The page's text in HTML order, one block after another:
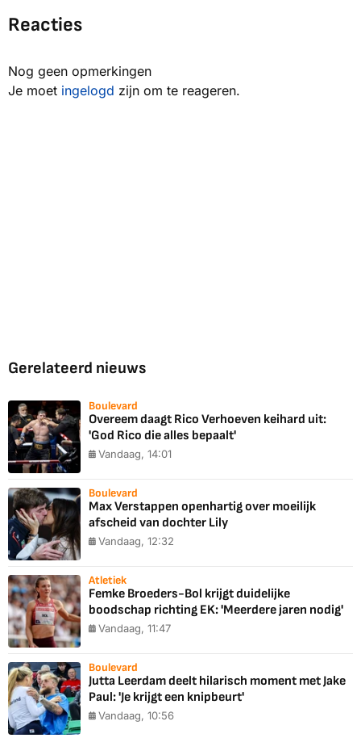
Reacties
Nog geen opmerkingen
Je moet ingelogd zijn om te reageren.
Gerelateerd nieuws
Boulevard
Overeem daagt Rico Verhoeven keihard uit:
'God Rico die alles bepaalt'
Vandaag, 14:01
Boulevard
Max Verstappen openhartig over moeilijk
afscheid van dochter Lily
Vandaag, 12:32
Atletiek
Femke Broeders-Bol krijgt duidelijke
boodschap richting EK: 'Meerdere jaren nodig'
Vandaag, 11:47
Boulevard
Jutta Leerdam deelt hilarisch moment met Jake
Paul: 'Je krijgt een knipbeurt'
Vandaag, 10:56